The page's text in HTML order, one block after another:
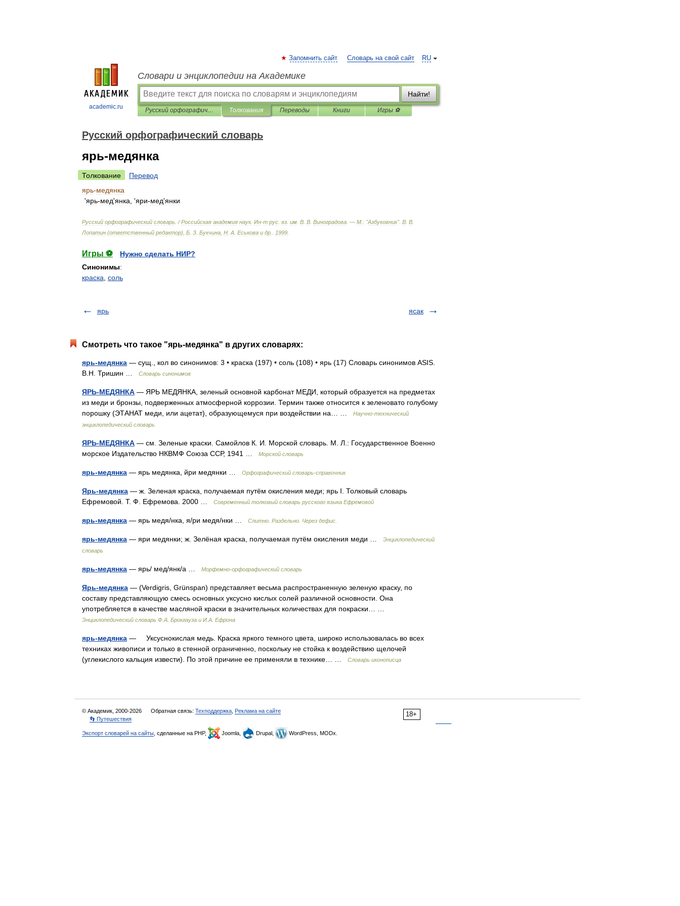
academic.ru
RU
Запомнить сайт Словарь на свой сайт
Словари и энциклопедии на Академике
Найти!
Русский орфографический словарь Толкования Переводы Книги Игры ⚽
Русский орфографический словарь
ярь-медянка
Толкование
Перевод
ярь-медянка
'ярь-мед'янка , 'яри-мед'янки
Русский орфографический словарь . /Российская академия наук. Ин-т рус яз им В В Виноградова . — М : "Азбуковник". В В
Лопатин (ответственный редактор), Б З Букчина Н А Еськова и др 1999
Игры ⚽
Нужно сделать НИР?
Синонимы:
краска соль
ярь ясак
Смотреть что такое "ярь-медянка" в других словарях:
ярь-медянка — сущ., кол во синонимов: 3 • краска (197) • соль (108) • ярь (17) Словарь синонимов ASIS.
В.Н. Тришин …
Словарь синонимов
ЯРЬ-МЕДЯНКА — ЯРЬ МЕДЯНКА, зеленый основной карбонат МЕДИ, который образуется на предметах
из меди и бронзы, подверженных атмосферной коррозии. Термин также относится к зеленовато голубому
порошку (ЭТАНАТ меди, или ацетат), образующемуся при воздействии на… …
Научно-технический
энциклопедический словарь
ЯРЬ-МЕДЯНКА — см. Зеленые краски. Самойлов К. И. Морской словарь. М. Л.: Государственное Военно
морское Издательство НКВМФ Союза ССР, 1941 …
Морской словарь
ярь-медянка — ярь медянка, йри медянки … Орфографический словарь-справочник
Ярь-медянка — ж. Зеленая краска, получаемая путём окисления меди; ярь I. Толковый словарь
Ефремовой. Т. Ф. Ефремова. 2000 …
Современный толковый словарь русского языка Ефремовой
ярь-медянка — ярь медя/нка, я/ри медя/нки … Слитно. Раздельно. Через дефис.
ярь-медянка — яри медянки; ж. Зелёная краска, получаемая путём окисления меди …
Энциклопедический
словарь
ярь-медянка — ярь/ мед/янк/а … Морфемно-орфографический словарь
Ярь-медянка — (Verdigris, Grünspan) представляет весьма распространенную зеленую краску, по
составу представляющую смесь основных уксусно кислых солей различной основности. Она
употребляется в качестве масляной краски в значительных количествах для покраски… …
Энциклопедический словарь Ф.А. Брокгауза и И.А. Ефрона
ярь-медянка — Уксуснокислая медь. Краска яркого темного цвета, широко использовалась во всех
техниках живописи и только в стенной ограниченно, поскольку не стойка к воздействию щелочей
(углекислого кальция извести). По этой причине ее применяли в технике… …
Словарь иконописца
18+
© Академик, 2000-2026 Обратная связь: Техподдержка Реклама на сайте
👣 Путешествия
Экспорт словарей на сайты , сделанные на PHP, Joomla, Drupal, WordPress, MODx.